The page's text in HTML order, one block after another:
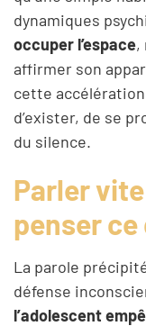
dynamiques
occuper l’espace,
affirmer son
cette
d’exister, de se
du silence.
Parler
penser ce
La parole
défense
l’adolescent